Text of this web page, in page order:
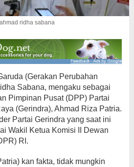
ridha sabana
(Gerakan Perubahan
Sabana, mengaku sebagai
Pimpinan Pusat (DPP) Partai
(Gerindra), Ahmad Riza Patria.
Partai Gerindra yang saat ini
Wakil Ketua Komisi II Dewan
RI.
kan fakta, tidak mungkin